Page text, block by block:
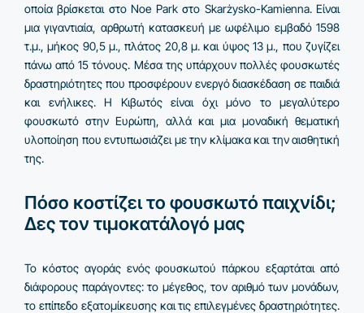
οποία βρίσκεται στο Noe Park στο Skarżysko-Kamienna. Είναι
μια γιγαντιαία, αρθρωτή κατασκευή με ωφέλιμο εμβαδό 1598
τ.μ., μήκος 90,5 μ., πλάτος 20,8 μ. και ύψος 13 μ., που ζυγίζει
πάνω από 15 τόνους. Μέσα της υπάρχουν πολλές φουσκωτές
δραστηριότητες που προσφέρουν ενεργό διασκέδαση σε παιδιά
και ενήλικες. Η Κιβωτός είναι όχι μόνο το μεγαλύτερο
φουσκωτό στην Ευρώπη, αλλά και μια μοναδική θεματική
υλοποίηση που εντυπωσιάζει με την κλίμακα και την αισθητική
της.
Πόσο κοστίζει το φουσκωτό παιχνίδι;
Δες τον τιμοκατάλογό μας
Το κόστος αγοράς ενός φουσκωτού πάρκου εξαρτάται από
διάφορους παράγοντες: το μέγεθος, τον αριθμό των μονάδων,
το επίπεδο εξατομίκευσης και τις επιλεγμένες δραστηριότητες.